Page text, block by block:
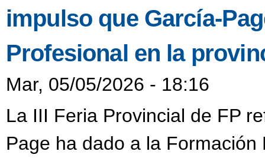
impulso que García-
Profesional en la
Mar, 05/05/2026 - 18:16
La III Feria Provincial de FP
Page ha dado a la